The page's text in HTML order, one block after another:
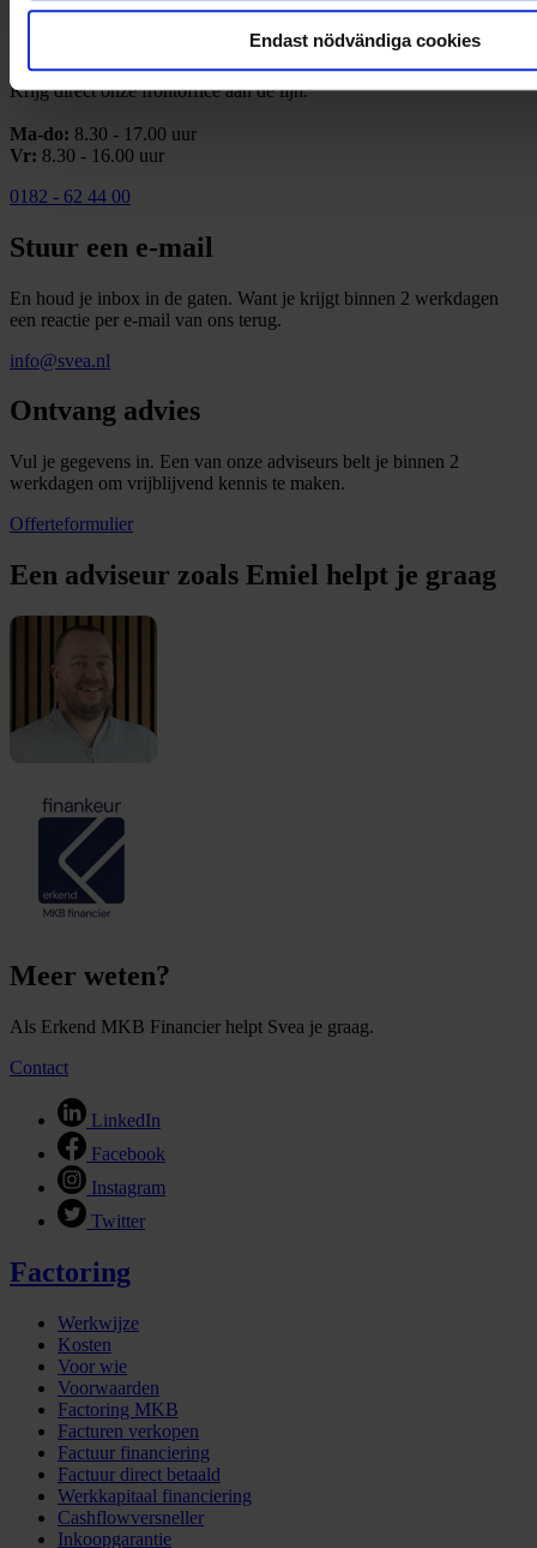
Endast nödvändiga cookies
Krijg direct onze frontoffice aan de lijn.
Ma-do: 8.30 - 17.00 uur
Vr: 8.30 - 16.00 uur
0182 - 62 44 00
Stuur een e-mail
En houd je inbox in de gaten. Want je krijgt binnen 2 werkdagen
een reactie per e-mail van ons terug.
info@svea.nl
Ontvang advies
Vul je gegevens in. Een van onze adviseurs belt je binnen 2
werkdagen om vrijblijvend kennis te maken.
Offerteformulier
Een adviseur zoals Emiel helpt je graag
Meer weten?
Als Erkend MKB Financier helpt Svea je graag.
Contact
LinkedIn
Facebook
Instagram
Twitter
Factoring
Werkwijze
Kosten
Voor wie
Voorwaarden
Factoring MKB
Facturen verkopen
Factuur financiering
Factuur direct betaald
Werkkapitaal financiering
Cashflowversneller
Inkoopgarantie